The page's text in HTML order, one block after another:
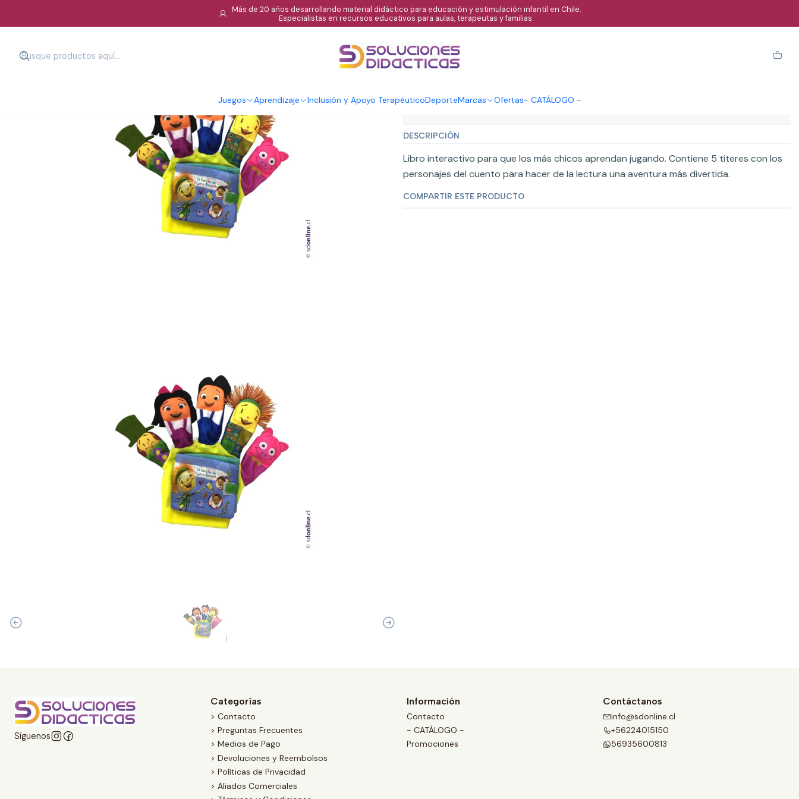
Juegos Aprendizaje Inclusión y Apoyo TerapéuticoDeporteMarcas Ofertas- CATÁLOGO -
Más de 20 años desarrollando material didáctico para educación y estimulación infantil en Chile.
Especialistas en recursos educativos para aulas, terapeutas y familias.
|
Títeres, el rancho del pájaro amarillo
DESCRIPCIÓN
Libro interactivo para que los más chicos aprendan jugando. Contiene 5 títeres con los
personajes del cuento para hacer de la lectura una aventura más divertida.
COMPARTIR ESTE PRODUCTO
Síguenos
Categorías
> Contacto
> Preguntas Frecuentes
> Medios de Pago
> Devoluciones y Reembolsos
> Políticas de Privacidad
> Aliados Comerciales
Información
Contacto
- CATÁLOGO -
Promociones
Contáctanos
info@sdonline.cl
+56224015150
56935600813